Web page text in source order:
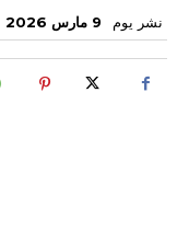
نشر يوم 9 مارس 2026